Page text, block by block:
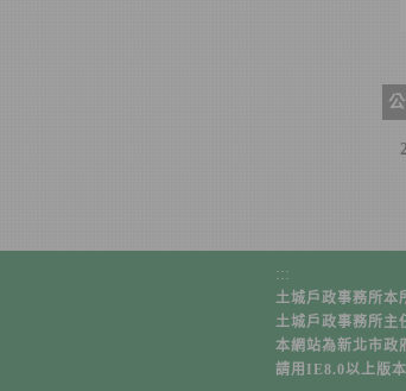
:::
土城戶政事務所本
土城戶政事務所主
本網站為新北市政
請用IE8.0以上版